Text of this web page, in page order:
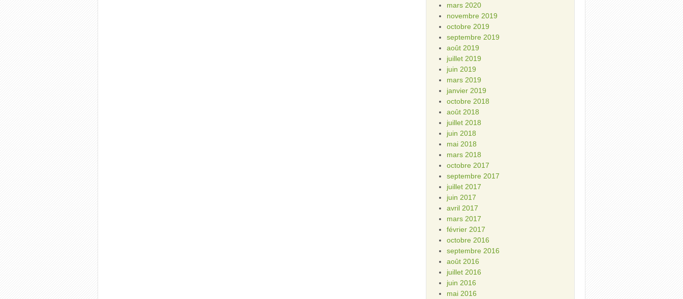
mars 2020
novembre 2019
octobre 2019
septembre 2019
août 2019
juillet 2019
juin 2019
mars 2019
janvier 2019
octobre 2018
août 2018
juillet 2018
juin 2018
mai 2018
mars 2018
octobre 2017
septembre 2017
juillet 2017
juin 2017
avril 2017
mars 2017
février 2017
octobre 2016
septembre 2016
août 2016
juillet 2016
juin 2016
mai 2016